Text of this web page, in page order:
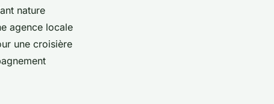
nature
agence locale
une croisière